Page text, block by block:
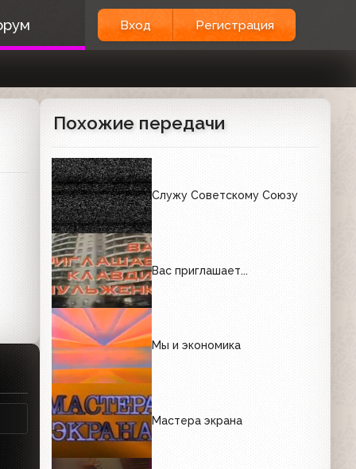
Вход Регистрация
Похожие передачи
Служу Советскому Союзу
Вас приглашает...
Мы и экономика
Мастера экрана